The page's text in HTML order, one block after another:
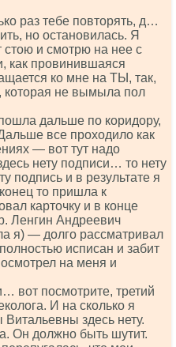
раз тебе повторять, д…
но остановилась. Я
стою и смотрю на нее с
как провинившаяся
ко мне на ТЫ, так,
которая не вымыла пол
дальше по коридору,
все проходило как
— вот тут надо
нету подписи… то нету
подпись и в результате я
то пришла к
карточку и в конце
Ленгин Андреевич
я) — долго рассматривал
исписан и забит
на меня и
вот посмотрите, третий
И на сколько я
здесь нету.
Он должно быть шутит.